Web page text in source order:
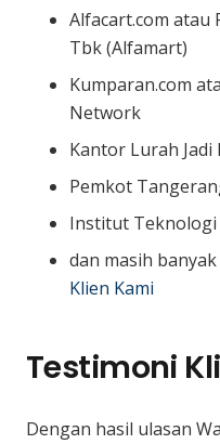
Alfacart.com atau
Tbk (Alfamart)
Kumparan.com
Network
Kantor Lurah Jadi
Pemkot
Institut Teknologi
dan masih
Klien Kami
Testimoni
Dengan hasil ulasan